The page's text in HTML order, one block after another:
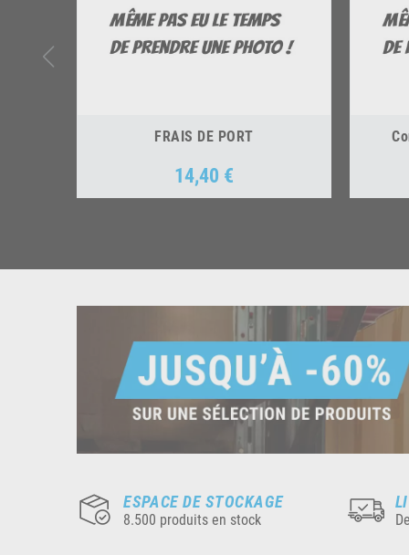
FRAIS DE PORT
Prix
14,40 €
ESPACE DE STOCKAGE
8.500 produits en stock